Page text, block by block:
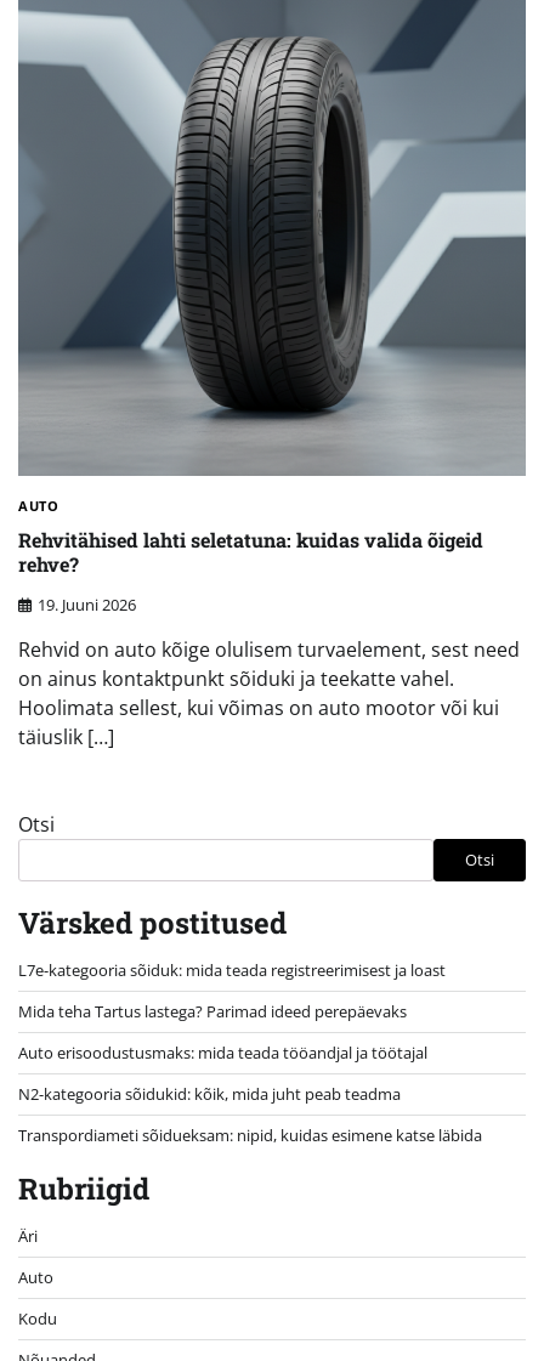
AUTO
Rehvitähised lahti seletatuna: kuidas valida õigeid
rehve?
19. Juuni 2026
Rehvid on auto kõige olulisem turvaelement, sest need
on ainus kontaktpunkt sõiduki ja teekatte vahel.
Hoolimata sellest, kui võimas on auto mootor või kui
täiuslik […]
Otsi
Otsi
Värsked postitused
L7e-kategooria sõiduk: mida teada registreerimisest ja loast
Mida teha Tartus lastega? Parimad ideed perepäevaks
Auto erisoodustusmaks: mida teada tööandjal ja töötajal
N2-kategooria sõidukid: kõik, mida juht peab teadma
Transpordiameti sõidueksam: nipid, kuidas esimene katse läbida
Rubriigid
Äri
Auto
Kodu